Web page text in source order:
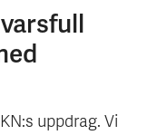
uppdrag. Vi